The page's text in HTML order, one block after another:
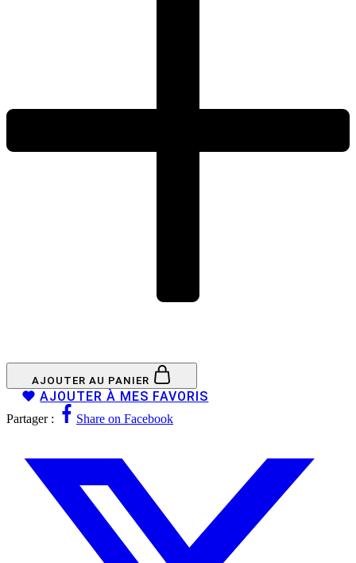
AJOUTER AU PANIER
AJOUTER À MES FAVORIS
Partager : Share on Facebook